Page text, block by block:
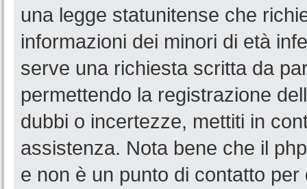
una legge statunitense che
informazioni dei minori di età
serve una richiesta scritta da
permettendo la registrazione
dubbi o incertezze, mettiti in
assistenza. Nota bene che il
e non è un punto di contatto